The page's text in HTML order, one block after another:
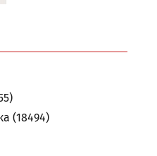
(18494)